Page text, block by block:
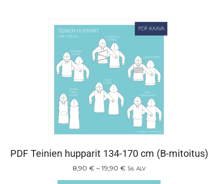
PDF Teinien hupparit 134-170 cm (B-mitoitus)
8,90 € – 19,90 € Sis. ALV